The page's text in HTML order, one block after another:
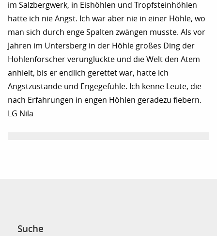
im Salzbergwerk, in Eishöhlen und Tropfsteinhöhlen
hatte ich nie Angst. Ich war aber nie in einer Höhle, wo
man sich durch enge Spalten zwängen musste. Als vor
Jahren im Untersberg in der Höhle großes Ding der
Höhlenforscher verunglückte und die Welt den Atem
anhielt, bis er endlich gerettet war, hatte ich
Angstzustände und Engegefühle. Ich kenne Leute, die
nach Erfahrungen in engen Höhlen geradezu fiebern.
LG Nila
Suche